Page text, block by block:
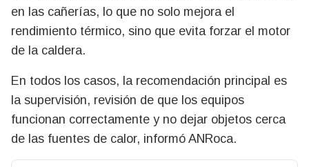
en las cañerías, lo que no solo mejora el
rendimiento térmico, sino que evita forzar el motor
de la caldera.
En todos los casos, la recomendación principal es
la supervisión, revisión de que los equipos
funcionan correctamente y no dejar objetos cerca
de las fuentes de calor, informó ANRoca.